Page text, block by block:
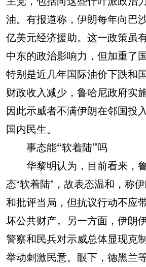
油。有报道称，伊朗每年向巴
亿美元经济援助。这一政策虽
中东的政治影响力，但加重了
特别是近几年国际油价下跌和
财政收入减少，鲁哈尼政府实
因此示威者不满伊朗在邻国投
国内民生。
事态能“软着陆”吗
华黎明认为，目前看来，
态“软着陆”，故表态温和，称
和批评当局，但抗议行动不应
坏公共财产。另一方面，伊朗
警察和民兵对示威总体显现克
举动刺激民意。眼下，德黑兰